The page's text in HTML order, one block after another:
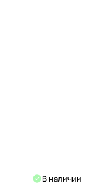
В наличии